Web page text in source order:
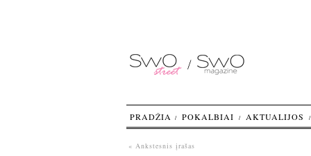
« Ankstesnis įrašas
PRADŽIA POKALBIAI AKTUALIJOS